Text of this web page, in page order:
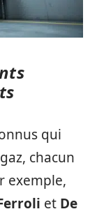
qui
chacun
exemple,
et De